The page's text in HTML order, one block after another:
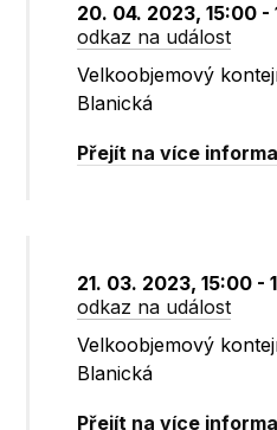
20. 04. 2023, 15:00 -
odkaz na událost
Velkoobjemový
Blanická
Přejít na více
21. 03. 2023, 15:00 -
odkaz na událost
Velkoobjemový
Blanická
Přejít na více